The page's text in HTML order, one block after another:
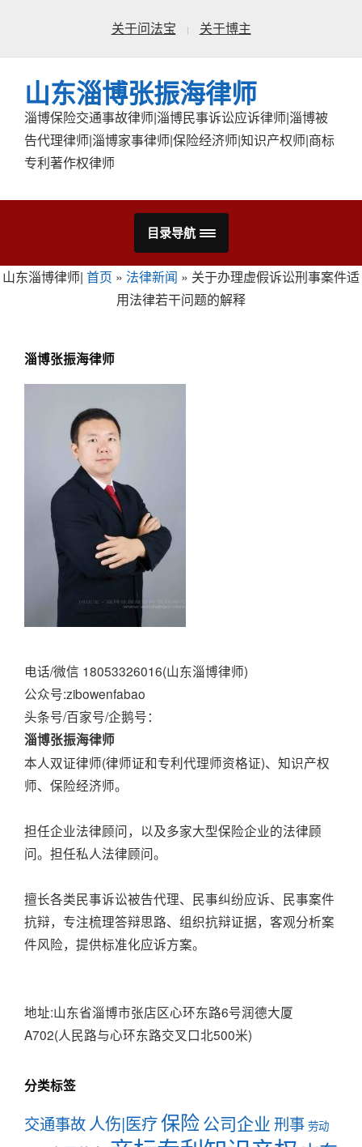
关于问法宝 关于博主
山东淄博张振海律师
淄博保险交通事故律师|淄博民事诉讼应诉律师|淄博被
告代理律师|淄博家事律师|保险经济师|知识产权师|商标
专利著作权律师
目录导航
山东淄博律师| 首页 » 法律新闻 » 关于办理虚假诉讼刑事案件适
用法律若干问题的解释
淄博张振海律师
电话/微信 18053326016(山东淄博律师)
公众号:zibowenfabao
头条号/百家号/企鹅号：
淄博张振海律师
本人双证律师(律师证和专利代理师资格证)、知识产权
师、保险经济师。
担任企业法律顾问，以及多家大型保险企业的法律顾
问。担任私人法律顾问。
擅长各类民事诉讼被告代理、民事纠纷应诉、民事案件
抗辩，专注梳理答辩思路、组织抗辩证据，客观分析案
件风险，提供标准化应诉方案。
地址:山东省淄博市张店区心环东路6号润德大厦
A702(人民路与心环东路交叉口北500米)
分类标签
交通事故人伤|医疗保险公司企业刑事 劳动